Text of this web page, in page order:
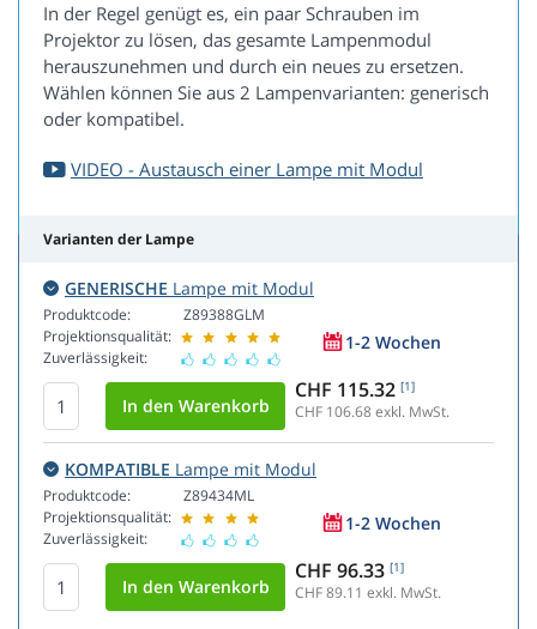
In der Regel genügt es, ein paar Schrauben im
Projektor zu lösen, das gesamte Lampenmodul
herauszunehmen und durch ein neues zu ersetzen.
Wählen können Sie aus 2 Lampenvarianten: generisch
oder kompatibel.
VIDEO - Austausch einer Lampe mit Modul
Varianten der Lampe
GENERISCHE Lampe mit Modul
Produktcode:
Projektionsqualität:
Zuverlässigkeit:
Z89388GLM
1-2 Wochen
CHF 115.32 [1]
CHF 106.68exkl. MwSt.
KOMPATIBLE Lampe mit Modul
Produktcode:
Projektionsqualität:
Zuverlässigkeit:
Z89434ML
1-2 Wochen
CHF 96.33 [1]
CHF 89.11 exkl. MwSt.